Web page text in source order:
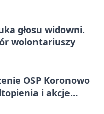
głosu widowni.
wolontariuszy
OSP Koronowo
i akcje